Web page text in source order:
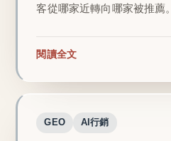
客從哪家近轉向哪家被推薦。
閱讀全文
GEO AI行銷